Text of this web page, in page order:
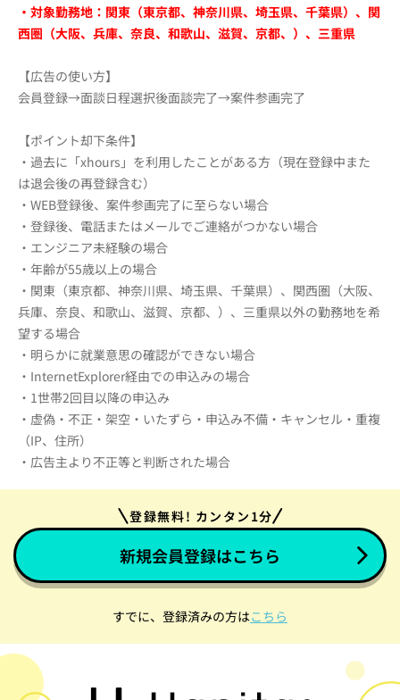
・対象勤務地：関東（東京都、神奈川県、埼玉県、千葉県）、関
西圏（大阪、兵庫、奈良、和歌山、滋賀、京都、）、三重県
【広告の使い方】
会員登録→面談日程選択後面談完了→案件参画完了
【ポイント却下条件】
・過去に「xhours」を利用したことがある方（現在登録中また
は退会後の再登録含む）
・WEB登録後、案件参画完了に至らない場合
・登録後、電話またはメールでご連絡がつかない場合
・エンジニア未経験の場合
・年齢が55歳以上の場合
・関東（東京都、神奈川県、埼玉県、千葉県）、関西圏（大阪、
兵庫、奈良、和歌山、滋賀、京都、）、三重県以外の勤務地を希
望する場合
・明らかに就業意思の確認ができない場合
・InternetExplorer経由での申込みの場合
・1世帯2回目以降の申込み
・虚偽・不正・架空・いたずら・申込み不備・キャンセル・重複
（IP、住所）
・広告主より不正等と判断された場合
登録無料! カンタン1分
新規会員登録はこちら
すでに、登録済みの方はこちら